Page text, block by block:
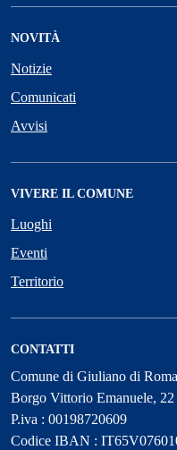
NOVITÀ
Notizie
Comunicati
Avvisi
VIVERE IL COMUNE
Luoghi
Eventi
Territorio
CONTATTI
Comune di Giuliano di Roma
Borgo Vittorio Emanuele, 22
P.iva : 00198720609
Codice IBAN :